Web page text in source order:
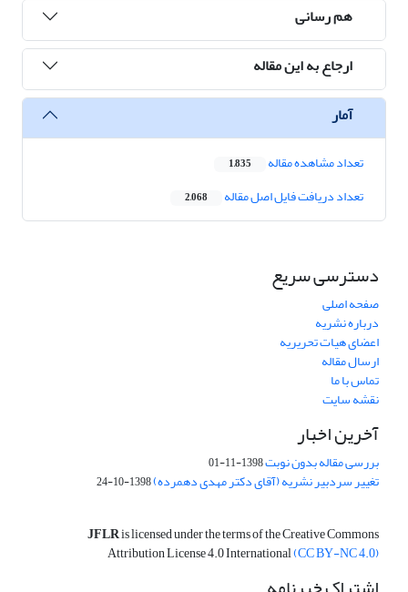
هم رسانی
ارجاع به این مقاله
آمار
تعداد مشاهده مقاله 1,835
تعداد دریافت فایل اصل مقاله 2,068
دسترسی سریع
صفحه اصلی
درباره نشریه
اعضای هیات تحریریه
ارسال مقاله
تماس با ما
نقشه سایت
آخرین اخبار
بررسی مقاله بدون نوبت1398-11-01
تغییر سردبیر نشریه (آقای دکتر مهدی دهمرده)1398-10-24
JFLRis licensed under the terms of the Creative Commons
Attribution License 4.0 International(CC BY-NC 4.0)